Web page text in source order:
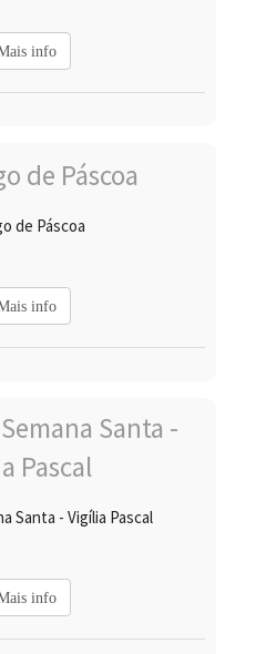
info
de Páscoa
info
Santa - Vigília Pascal
info